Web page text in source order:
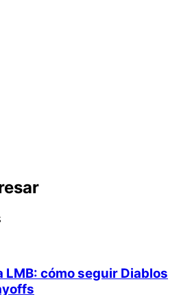
LMB: cómo seguir Diablos